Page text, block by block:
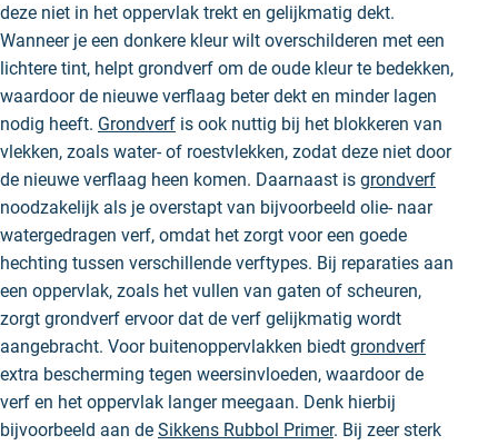
deze niet in het oppervlak trekt en gelijkmatig dekt.
Wanneer je een donkere kleur wilt overschilderen met een
lichtere tint, helpt grondverf om de oude kleur te bedekken,
waardoor de nieuwe verflaag beter dekt en minder lagen
nodig heeft. Grondverf is ook nuttig bij het blokkeren van
vlekken, zoals water- of roestvlekken, zodat deze niet door
de nieuwe verflaag heen komen. Daarnaast is grondverf
noodzakelijk als je overstapt van bijvoorbeeld olie- naar
watergedragen verf, omdat het zorgt voor een goede
hechting tussen verschillende verftypes. Bij reparaties aan
een oppervlak, zoals het vullen van gaten of scheuren,
zorgt grondverf ervoor dat de verf gelijkmatig wordt
aangebracht. Voor buitenoppervlakken biedt grondverf
extra bescherming tegen weersinvloeden, waardoor de
verf en het oppervlak langer meegaan. Denk hierbij
bijvoorbeeld aan de Sikkens Rubbol Primer. Bij zeer sterk